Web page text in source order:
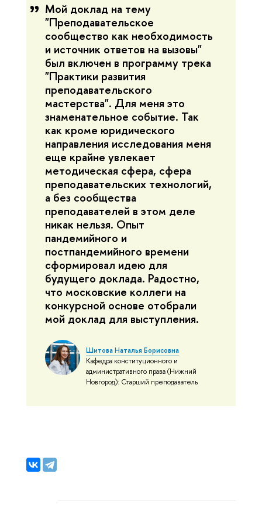
Мой доклад на тему
"Преподавательское
сообщество как необходимость
и источник ответов на вызовы"
был включен в программу трека
"Практики развития
преподавательского
мастерства". Для меня это
знаменательное событие. Так
как кроме юридического
направления исследования меня
еще крайне увлекает
методическая сфера, сфера
преподавательских технологий,
а без сообщества
преподавателей в этом деле
никак нельзя. Опыт
пандемийного и
постпандемийного времени
сформировал идею для
будущего доклада. Радостно,
что московские коллеги на
конкурсной основе отобрали
мой доклад для выступления.
Шитова Наталья Борисовна
Кафедра конституционного и
административного права (Нижний
Новгород): Старший преподаватель